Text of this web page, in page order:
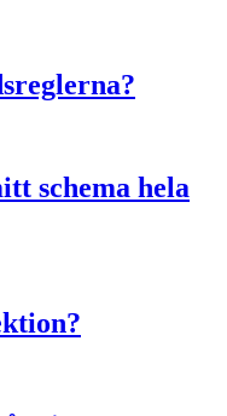
schema hela